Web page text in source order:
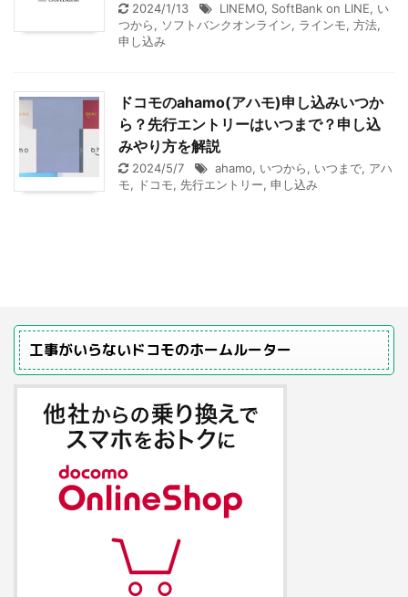
2024/1/13 LINEMO, SoftBank on LINE, い
つから, ソフトバンクオンライン, ラインモ, 方法,
申し込み
ドコモのahamo(アハモ)申し込みいつか
ら？先行エントリーはいつまで？申し込
みやり方を解説
2024/5/7 ahamo, いつから, いつまで, アハ
モ, ドコモ, 先行エントリー, 申し込み
工事がいらないドコモのホームルーター